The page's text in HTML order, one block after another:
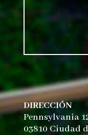
DIRECCIÓN
Pennsylvania
03810 Ciudad